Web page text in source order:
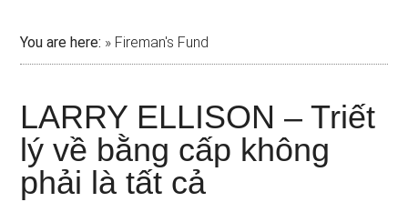
You are here: » Fireman's Fund
LARRY ELLISON – Triết
lý về bằng cấp không
phải là tất cả